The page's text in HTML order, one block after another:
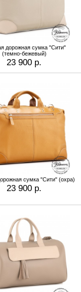
дорожная сумка "Сити"
(темно-бежевый)
23 900 р.
сумка "Сити" (охра)
23 900 р.